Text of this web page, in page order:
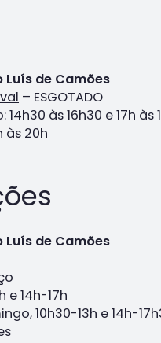
Luís de Camões
– ESGOTADO
14h30 às 16h30 e 17h às
às 20h
Luís de Camões
e 14h-17h
10h30-13h e 14h-